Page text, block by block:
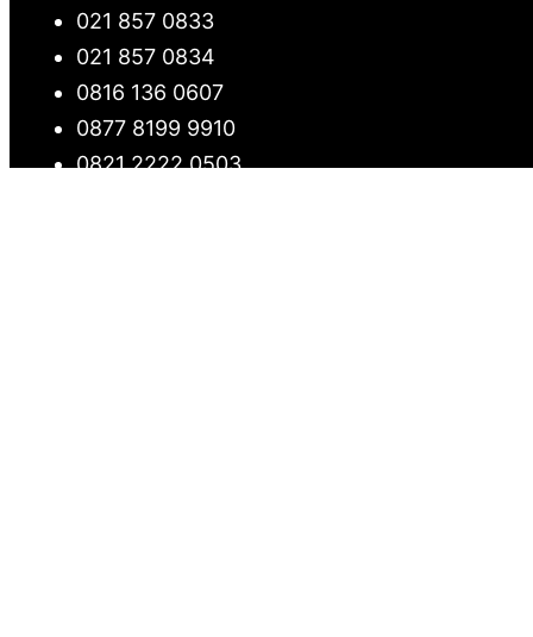
021 857 0833
021 857 0834
0816 136 0607
0877 8199 9910
0821 2222 0503